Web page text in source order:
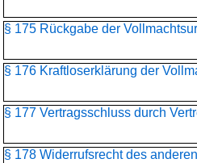
§ 175 Rückgabe der
§ 176 Kraftloserklärung der
§ 177 Vertragsschluss durch
§ 178 Widerrufsrecht des